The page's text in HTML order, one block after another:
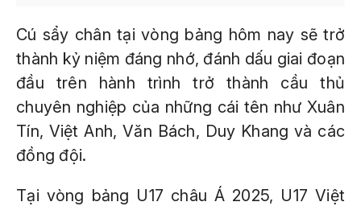
Cú sẩy chân tại vòng bảng hôm nay sẽ trở
thành kỷ niệm đáng nhớ, đánh dấu giai đoạn
đầu trên hành trình trở thành cầu thủ
chuyên nghiệp của những cái tên như Xuân
Tín, Việt Anh, Văn Bách, Duy Khang và các
đồng đội.
Tại vòng bảng U17 châu Á 2025, U17 Việt